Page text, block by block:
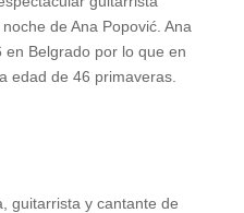
de Ana Popović. Ana
Belgrado por lo que en
edad de 46 primaveras.
guitarrista y cantante de